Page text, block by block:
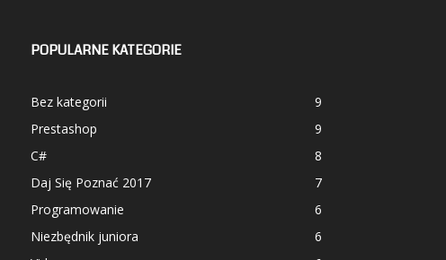
POPULARNE KATEGORIE
Bez kategorii
9
Prestashop
9
C#
8
Daj Się Poznać 2017
7
Programowanie
6
Niezbędnik juniora
6